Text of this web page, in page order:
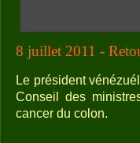
8 juillet 2011 -
Le président
Conseil des
cancer du colon.